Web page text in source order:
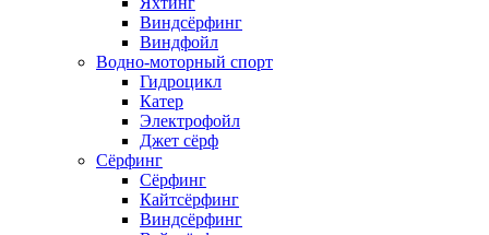
Виндсёрфинг
Виндфойл
Водно-моторный спорт
Гидроцикл
Катер
Электрофойл
Джет сёрф
Сёрфинг
Сёрфинг
Кайтсёрфинг
Виндсёрфинг